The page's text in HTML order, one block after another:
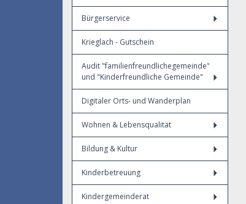
Bürgerservice
Krieglach - Gutschein
Audit "familienfreundlichegemeinde"
und "Kinderfreundliche Gemeinde"
Digitaler Orts- und Wanderplan
Wohnen & Lebensqualität
Bildung & Kultur
Kinderbetreuung
Kindergemeinderat